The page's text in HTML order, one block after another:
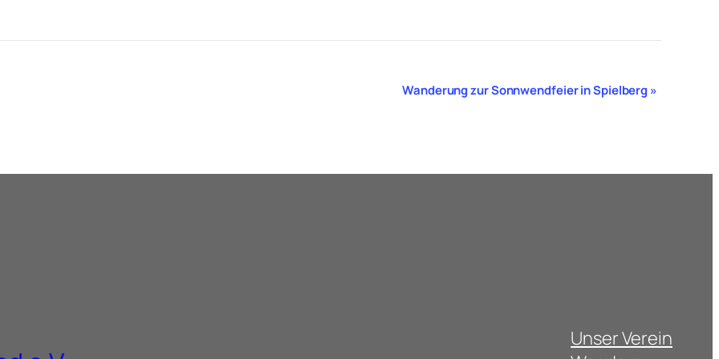
Wanderung zur Sonnwendfeier in Spielberg»
Unser Verein